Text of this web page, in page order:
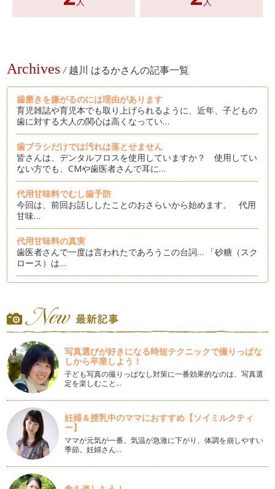
Archives / 越川 はるかさんの記事一覧
歯磨きを嫌がるのには理由があります
育児雑誌や育児本でも取り上げられるように、近年、子どもの
歯に対する大人の関心は高くなってい…
歯ブラシだけでは汚れは落とせません
皆さんは、デンタルフロスを使用していますか？ 使用してい
ない方でも、CMや歯医者さんで耳に…
代用甘味料でむし歯予防
今回は、前回お話ししたことのおさらいから始めます。 代用
甘味…
代用甘味料の真実
歯医者さんで一度は言われたであろうこの台詞… 「砂糖（スク
ロース）は…
１月に厚労省からフッ化物洗口のガイ…
だらだら食べは虫歯のリスクが高まります
飲食の回数が増えると、お口の中で脱灰に傾く時間が長くな
り、虫歯ができやすくなります。例えば…
子どもの口臭（２）
前回は、子どもの口臭のタイプと大きな原因をお話ししまし
た。今回は、アデノイド（咽頭扁桃）に…
子どもの口臭
生まれたばかりの赤ちゃんの頃は何も臭いがしなかったのに、
大きくなるとなんだかお口が臭う&h…
お子さまにあった歯ブラシの選び方
写真選びが好きになる時短テクニックで撮りっぱな
しから卒業しよう！
子ども写真の撮りっぱなし対策に一番効果的なのは、写真選
定を楽しむこと…
妊婦＆授乳中のママにおすすめ【ソイミルクティ
ー】
ママが元気が一番。気温が急激に下がり、体調を崩しやすい
季節。妊婦さん…